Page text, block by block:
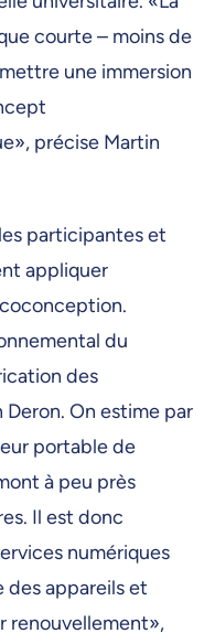
courte – moins de
une immersion
précise Martin
participantes et
appliquer
du
des
On estime par
portable de
à peu près
Il est donc
numériques
des appareils et
renouvellement»,